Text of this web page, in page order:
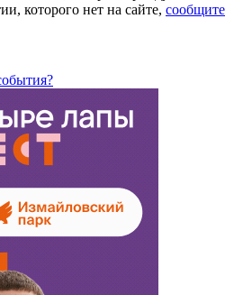
которого нет на сайте, сообщите